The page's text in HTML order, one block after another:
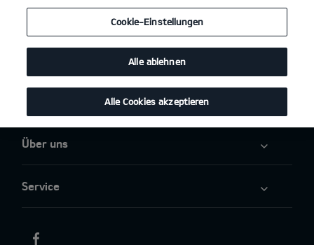
Über uns
Service
Cookie-Einstellungen
Alle ablehnen
Alle Cookies akzeptieren